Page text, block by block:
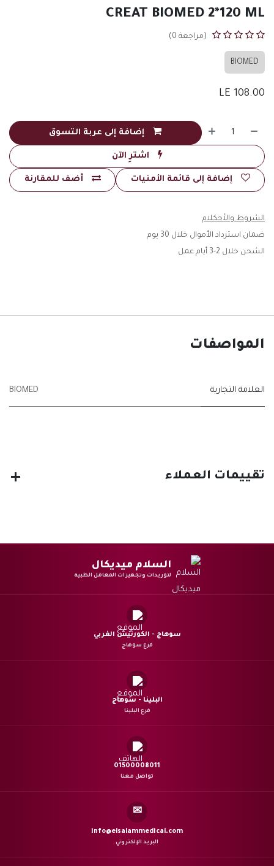
CREAT BIOMED 2*120 ML
(مراجعة 0)
BIOMED
108.00
إضافة إلى عربة التسوق
اشترِ الآن
أضف للمقارنة إضافة إلى قائمة الأمنيات
الشروط والأحكلام
ضمان استرداد الأموال خلال 30 يوم
الشحن خلال 2-3 أيام عمل
المواصفات
العلامة التجارية BIOMED
تقييمات العملاء
السلام ميديكال
لتوريدات وتجهيزات المعامل الطبية
سوهاج - الكورنيش الغربي
فرع سوهاج
البلينا - سوهاج
فرع البلينا
01500008011
تواصل معنا
✉
info@elsalammedical.com
البريد الإلكتروني